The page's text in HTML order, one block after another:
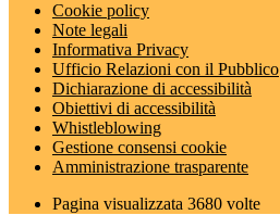
Cookie policy
Note legali
Informativa Privacy
Ufficio Relazioni con il Pubblico
Dichiarazione di accessibilità
Obiettivi di accessibilità
Whistleblowing
Gestione consensi cookie
Amministrazione trasparente
Pagina visualizzata 3680 volte